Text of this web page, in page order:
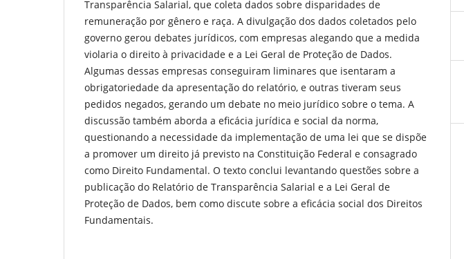
Transparência Salarial, que coleta dados sobre disparidades de
remuneração por gênero e raça. A divulgação dos dados coletados pelo
governo gerou debates jurídicos, com empresas alegando que a medida
violaria o direito à privacidade e a Lei Geral de Proteção de Dados.
Algumas dessas empresas conseguiram liminares que isentaram a
obrigatoriedade da apresentação do relatório, e outras tiveram seus
pedidos negados, gerando um debate no meio jurídico sobre o tema. A
discussão também aborda a eficácia jurídica e social da norma,
questionando a necessidade da implementação de uma lei que se dispõe
a promover um direito já previsto na Constituição Federal e consagrado
como Direito Fundamental. O texto conclui levantando questões sobre a
publicação do Relatório de Transparência Salarial e a Lei Geral de
Proteção de Dados, bem como discute sobre a eficácia social dos Direitos
Fundamentais.